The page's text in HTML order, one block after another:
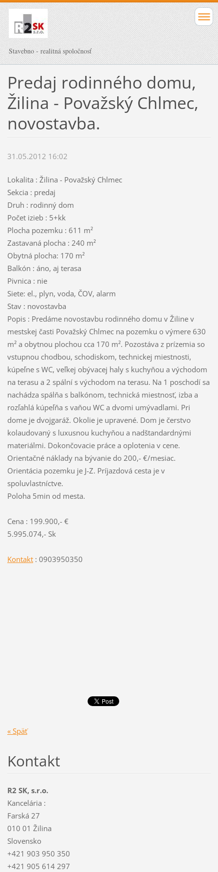
Stavebno - realitná spoločnosť
Predaj rodinného domu,
Žilina - Považský Chlmec,
novostavba.
31.05.2012 16:02
Lokalita : Žilina - Považský Chlmec
Sekcia : predaj
Druh : rodinný dom
Počet izieb : 5+kk
Plocha pozemku : 611 m²
Zastavaná plocha : 240 m²
Obytná plocha: 170 m²
Balkón : áno, aj terasa
Pivnica : nie
Siete: el., plyn, voda, ČOV, alarm
Stav : novostavba
Popis : Predáme novostavbu rodinného domu v Žiline v
mestskej časti Považský Chlmec na pozemku o výmere 630
m² a obytnou plochou cca 170 m². Pozostáva z prízemia so
vstupnou chodbou, schodiskom, technickej miestnosti,
kúpeľne s WC, veľkej obývacej haly s kuchyňou a východom
na terasu a 2 spální s východom na terasu. Na 1 poschodí sa
nachádza spálňa s balkónom, technická miestnosť, izba a
rozľahlá kúpeľňa s vaňou WC a dvomi umývadlami. Pri
dome je dvojgaráž. Okolie je upravené. Dom je čerstvo
kolaudovaný s luxusnou kuchyňou a nadštandardnými
materiálmi. Dokončovacie práce a oplotenia v cene.
Orientačné náklady na bývanie do 200,- €/mesiac.
Orientácia pozemku je J-Z. Príjazdová cesta je v
spoluvlastníctve.
Poloha 5min od mesta.
Cena : 199.900,- €
5.995.074,- Sk
Kontakt: 0903950350
« Späť
Kontakt
R2 SK, s.r.o.
Kancelária :
Farská 27
010 01 Žilina
Slovensko
+421 903 950 350
+421 905 614 297